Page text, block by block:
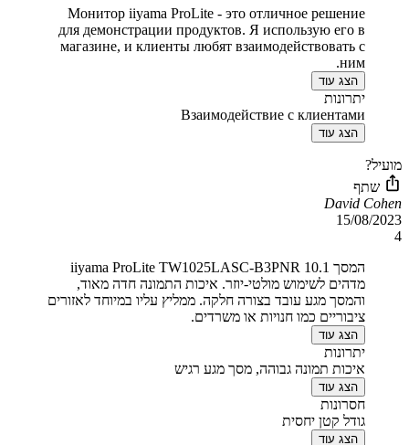
Монитор iiyama ProLite - это отличное решение
для демонстрации продуктов. Я использую его в
магазине, и клиенты любят взаимодействовать с
ним.
הצג עוד
יתרונות
Взаимодействие с клиентами
הצג עוד
מועיל?
שתף
David Cohen
15/08/2023
4
המסך iiyama ProLite TW1025LASC-B3PNR 10.1
מדהים לשימוש מולטי-יוזר. איכות התמונה חדה מאוד,
והמסך מגע עובד בצורה חלקה. ממליץ עליו במיוחד לאזורים
ציבוריים כמו חנויות או משרדים.
הצג עוד
יתרונות
איכות תמונה גבוהה, מסך מגע רגיש
הצג עוד
חסרונות
גודל קטן יחסית
הצג עוד